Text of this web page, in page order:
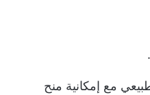
مع إمكانية منح